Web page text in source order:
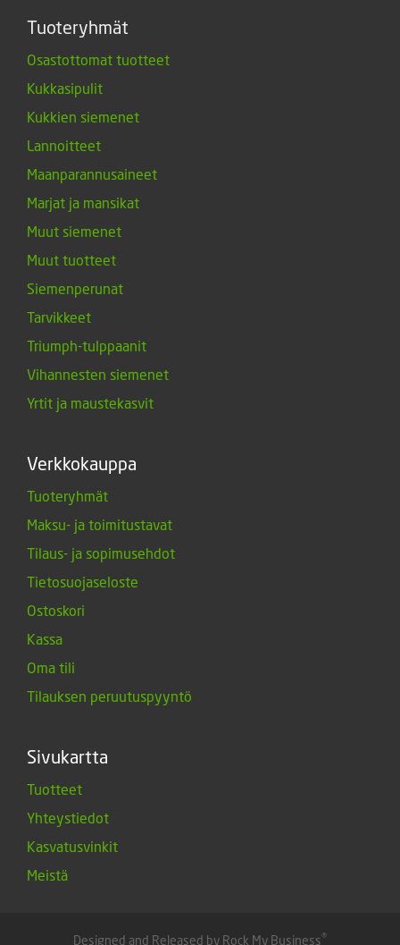
Tuoteryhmät
Osastottomat tuotteet
Kukkasipulit
Kukkien siemenet
Lannoitteet
Maanparannusaineet
Marjat ja mansikat
Muut siemenet
Muut tuotteet
Siemenperunat
Tarvikkeet
Triumph-tulppaanit
Vihannesten siemenet
Yrtit ja maustekasvit
Verkkokauppa
Tuoteryhmät
Maksu- ja toimitustavat
Tilaus- ja sopimusehdot
Tietosuojaseloste
Ostoskori
Kassa
Oma tili
Tilauksen peruutuspyyntö
Sivukartta
Tuotteet
Yhteystiedot
Kasvatusvinkit
Meistä
Designed and Released by Rock My Business®